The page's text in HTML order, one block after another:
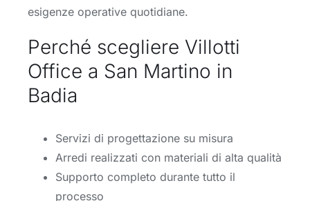
esigenze operative quotidiane.
Perché scegliere Villotti
Office a San Martino in
Badia
Servizi di progettazione su misura
Arredi realizzati con materiali di alta qualità
Supporto completo durante tutto il
processo